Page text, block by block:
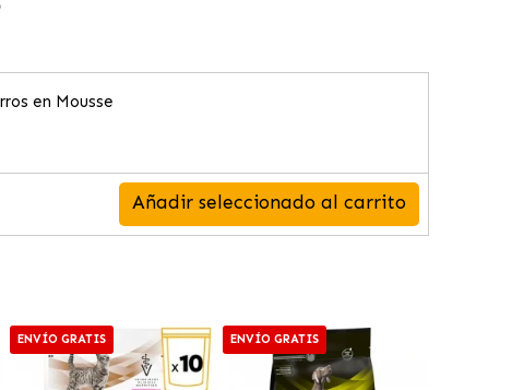
en Mousse
Añadir seleccionado al carrito
ENVÍO GRATIS ENVÍO GRATIS